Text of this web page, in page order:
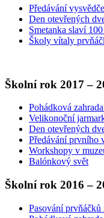
Předávání
Den otevřených
Smetanka slaví
Školy vítaly
Školní rok 2017 –
Pohádková
Velikonoční
Den otevřených
Předávání prvního
Workshopy v
Balónkový svět
Školní rok 2016 –
Pasování prvňáčků